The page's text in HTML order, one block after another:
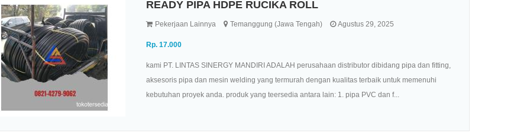
READY PIPA HDPE RUCIKA ROLL
Pekerjaan Lainnya Temanggung (Jawa Tengah) Agustus 29, 2025
Rp. 17.000
kami PT. LINTAS SINERGY MANDIRI ADALAH perusahaan distributor dibidang pipa dan fitting,
aksesoris pipa dan mesin welding yang termurah dengan kualitas terbaik untuk memenuhi
kebutuhan proyek anda. produk yang teersedia antara lain: 1. pipa PVC dan f...